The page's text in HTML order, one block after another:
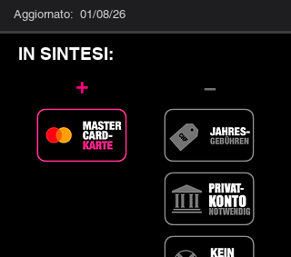
01/08/26
Aggiornato:
IN SINTESI:
+ –